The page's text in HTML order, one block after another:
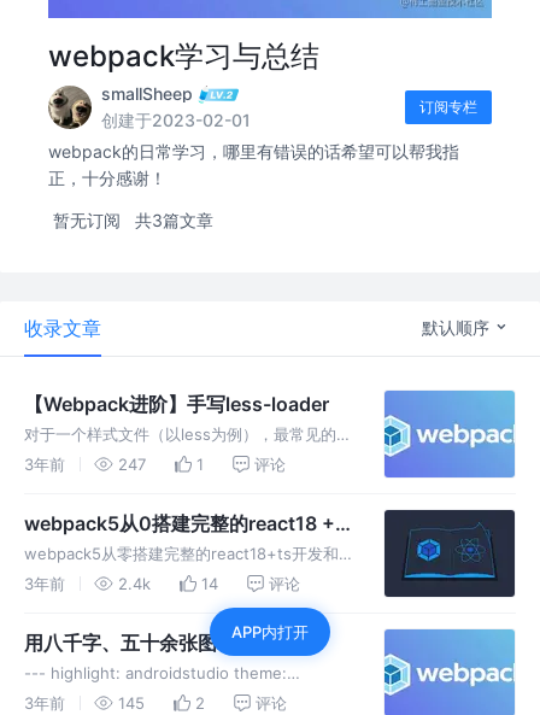
webpack学习与总结
smallSheep
创建于2023-02-01
订阅专栏
webpack的日常学习，哪里有错误的话希望可以帮我指
正，十分感谢！
暂无订阅 共3篇文章
收录文章 默认顺序
【Webpack进阶】手写less-loader
对于一个样式文件（以less为例），最常见的
loader配置为： 接下来我们分别去实现less-
loader Less是CSS预
3年前 247 1 评论
webpack5从0搭建完整的react18 +
TS 开发和打包环境
webpack5从零搭建完整的react18+ts开发和打
包环境 本文将使用webpack5一步一步从0搭建
一个完整的React 18 + TS 开发和打包环境，配
置完善的模块热替换以及.....
3年前 2.4k 14 评论
用八千字、五十余张图带你走进
webpack5的世界
--- highlight: androidstudio theme:
cyanosis --- # 通过webpack题，来构建自己
3年前 145 2 评论
APP内打开